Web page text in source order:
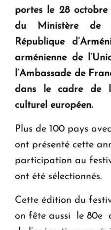
Le premier hôtel Hyatt
ouvrira ses portes à
portes le 28 octobre
du Ministère
République
arménienne de
l’Ambassade de
dans le cadre de
culturel européen.
Plus de 100 pays
ont présenté cette
participation au
ont été sélectionnés.​
Cette édition du
on fête aussi le 80e